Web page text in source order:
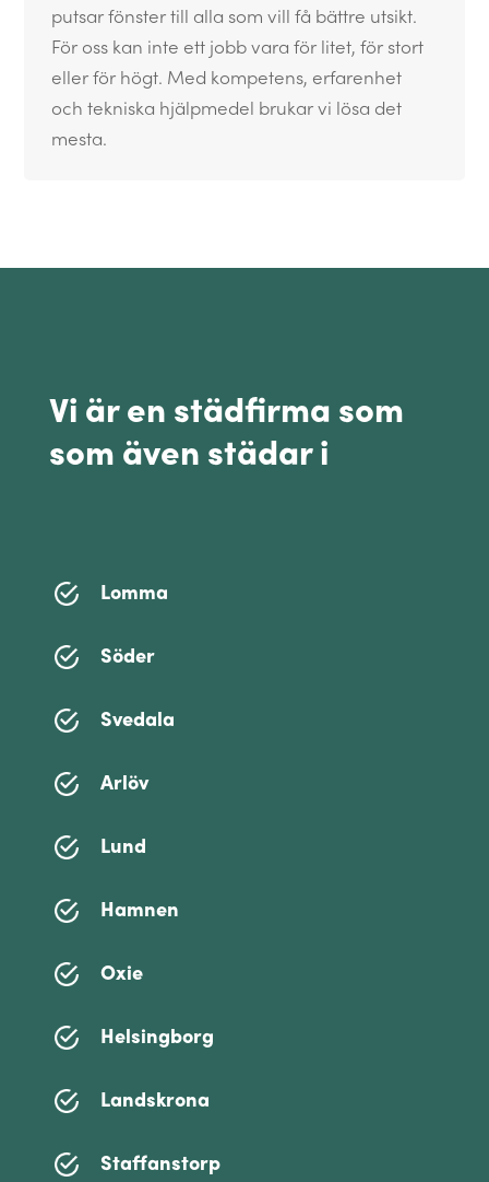
putsar fönster till alla som vill få bättre utsikt.
För oss kan inte ett jobb vara för litet, för stort
eller för högt. Med kompetens, erfarenhet
och tekniska hjälpmedel brukar vi lösa det
mesta.
Vi är en städfirma som
som även städar i
Lomma
Söder
Svedala
Arlöv
Lund
Hamnen
Oxie
Helsingborg
Landskrona
Staffanstorp